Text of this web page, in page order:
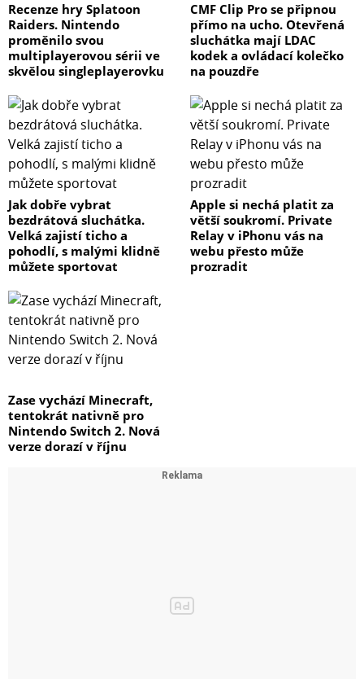
Recenze hry Splatoon
Raiders. Nintendo
proměnilo svou
multiplayerovou sérii ve
skvělou singleplayerovku
CMF Clip Pro se připnou
přímo na ucho. Otevřená
sluchátka mají LDAC
kodek a ovládací kolečko
na pouzdře
Jak dobře vybrat
bezdrátová sluchátka.
Velká zajistí ticho a
pohodlí, s malými klidně
můžete sportovat
Apple si nechá platit za
větší soukromí. Private
Relay v iPhonu vás na
webu přesto může
prozradit
Zase vychází Minecraft,
tentokrát nativně pro
Nintendo Switch 2. Nová
verze dorazí v říjnu